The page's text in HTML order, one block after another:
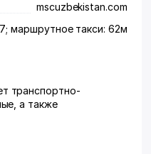
mscuzbekistan.com
маршрутное такси: 62м
транспортно-
а также